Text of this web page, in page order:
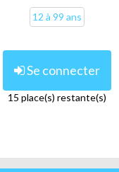
12 à 99 ans
Se connecter
15 place(s) restante(s)